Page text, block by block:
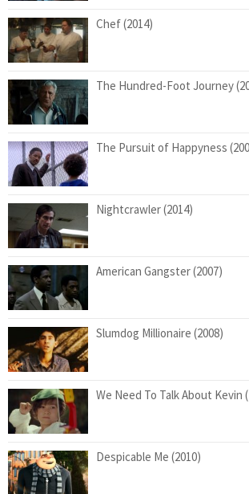
Chef (2014)
The Hundred-Foot Journey
The Pursuit of Happyness
Nightcrawler (2014)
American Gangster (2007)
Slumdog Millionaire (2008)
We Need To Talk About Kevin
Despicable Me (2010)